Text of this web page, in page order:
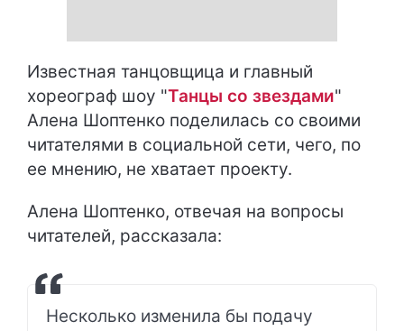
Известная танцовщица и главный
хореограф шоу "Танцы со звездами"
Алена Шоптенко поделилась со своими
читателями в социальной сети, чего, по
ее мнению, не хватает проекту.
Алена Шоптенко, отвечая на вопросы
читателей, рассказала:
Несколько изменила бы подачу